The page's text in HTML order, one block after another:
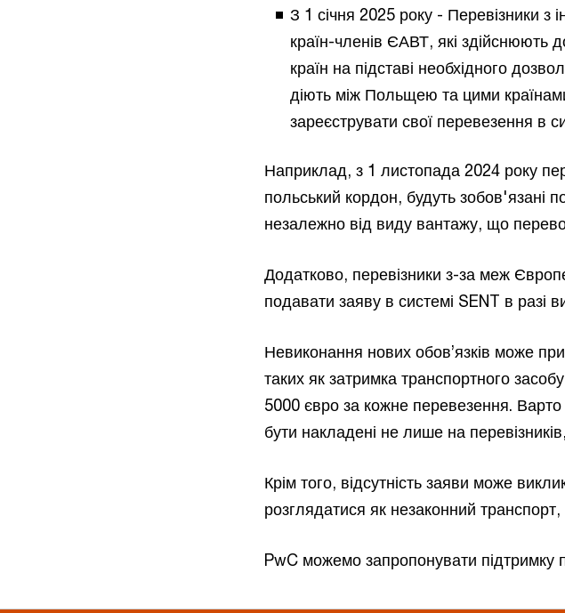
З 1 січня 2025 року - Перевізники з
країн-членів ЄАВТ, які здійснюють
країн на підставі необхідного
діють між Польщею та цими
зареєструвати свої перевезення в
Наприклад, з 1 листопада 2024 року
польський кордон, будуть зобов'язані
незалежно від виду вантажу, що
Додатково, перевізники з-за меж
подавати заяву в системі SENT в разі
Невиконання нових обов’язків може
таких як затримка транспортного
5000 євро за кожне перевезення.
бути накладені не лише на
Крім того, відсутність заяви може
розглядатися як незаконний
PwC можемо запропонувати підтримку